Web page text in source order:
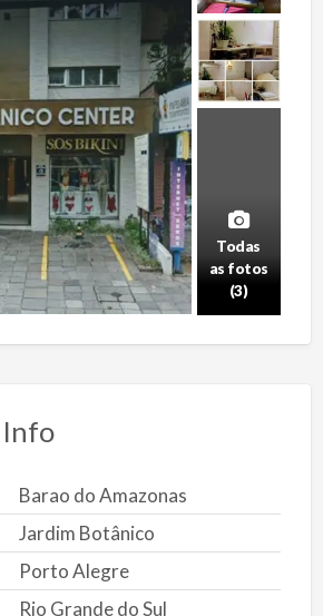
Todas
as fotos
(3)
Barao do Amazonas
Jardim Botânico
Porto Alegre
Rio Grande do Sul